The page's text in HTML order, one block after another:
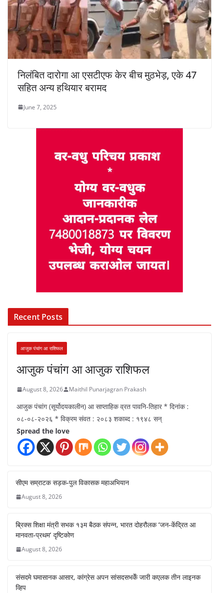
निलंबित दारोगा आ एसटीएफ केर बीच मुठभेड़, एके 47
सहित अन्य हथियार बरामद
June 7, 2025
Recent Posts
आजुक पंचांग आ राशिफल
आजुक पंचांग आ आजुक राशिफल
August 8, 2026 Maithil Punarjagran Prakash
आजुक पंचांग (सूर्योदयकालीन) आ साप्ताहिक व्रत पावनि-तिहार * दिनांक :
०८-०८-२०२६ * विक्रम संवत : २०८३ शकाब्द : १९४८ सन्
Spread the love
सीएम सम्राटक सड़क-पुल विकासक महाअभियान
August 8, 2026
ब्रिक्स शिक्षा मंत्री सभक १३म बैठक संपन्न, भारत दोहरौलक ‘जन-केंद्रित आ
मानवता-प्रथम’ दृष्टिकोण
August 8, 2026
संसदमे घमासानक आसार, कांग्रेस अपन सांसदसभकेँ जारी कएलक तीन लाइनक
व्हिप